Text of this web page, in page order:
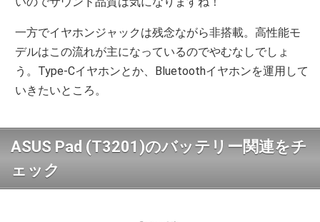
一方でイヤホンジャックは残念ながら非搭載。高性能モ
デルはこの流れが主になっているのでやむなしでしょ
う。Type-Cイヤホンとか、Bluetoothイヤホンを運用して
いきたいところ。
ASUS Pad (T3201)のバッテリー関連をチ
ェック